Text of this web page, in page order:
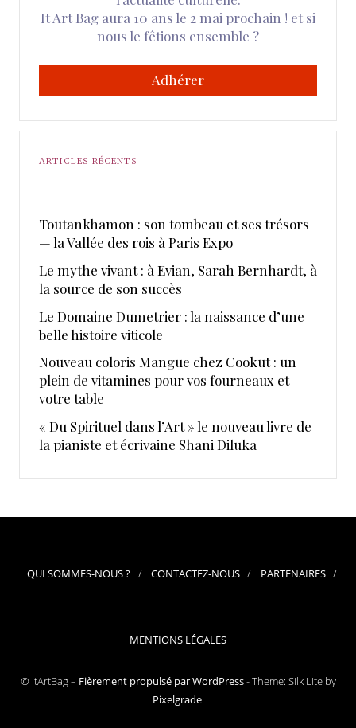
It Art Bag aura 10 ans le 2 mai prochain ! et si
nous le fêtions ensemble ?
Adhérer
ARTICLES RÉCENTS
Toutankhamon : son tombeau et ses trésors
— la Vallée des rois à Paris Expo
Le mythe vivant : à Evian, Sarah Bernhardt, à
la source de son succès
Le Domaine Dumetrier : la naissance d’une
belle histoire viticole
Nouveau coloris Mangue chez Cookut : un
plein de vitamines pour vos fourneaux et
votre table
« Du Spirituel dans l’Art » le nouveau livre de
la pianiste et écrivaine Shani Diluka
QUI SOMMES-NOUS ? CONTACTEZ-NOUS PARTENAIRES
MENTIONS LÉGALES
© ItArtBag – Fièrement propulsé par WordPress-Theme: Silk Lite by
Pixelgrade.